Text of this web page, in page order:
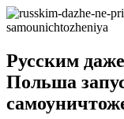
Перейти
к
Новости
Ещё
сайт
на
WordPress
Русским
Польша